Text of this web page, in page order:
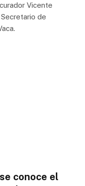
Vicente
de
conoce el